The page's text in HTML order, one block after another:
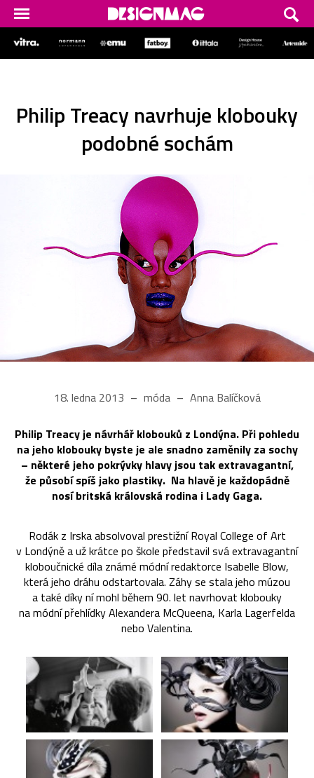
Philip Treacy navrhuje klobouky
podobné sochám
18. ledna 2013 móda Anna Balíčková
Philip Treacy je návrhář klobouků z Londýna. Při pohledu
na jeho klobouky byste je ale snadno zaměnily za sochy
– některé jeho pokrývky hlavy jsou tak extravagantní,
že působí spíš jako plastiky. Na hlavě je každopádně
nosí britská královská rodina i Lady Gaga.
Rodák z Irska absolvoval prestižní Royal College of Art
v Londýně a už krátce po škole představil svá extravagantní
kloboučnické díla známé módní redaktorce Isabelle Blow,
která jeho dráhu odstartovala. Záhy se stala jeho múzou
a také díky ní mohl během 90. let navrhovat klobouky
na módní přehlídky Alexandera McQueena, Karla Lagerfelda
nebo Valentina.